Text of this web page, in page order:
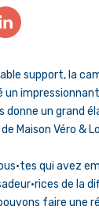
support, la
un
un grand
Maison Véro &
qui avez
de la
faire une